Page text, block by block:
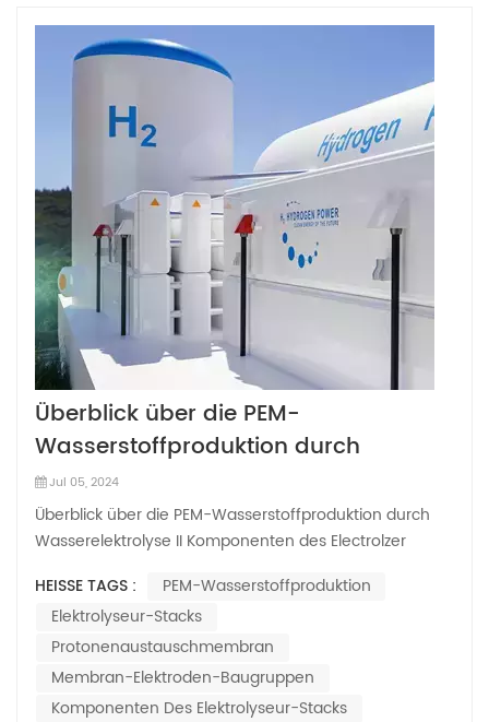
Überblick über die PEM-
Wasserstoffproduktion durch
Wasserelektrolyse II
Jul 05, 2024
Überblick über die PEM-Wasserstoffproduktion durch
Wasserelektrolyse II Komponenten des Electrolzer
sind entscheidend für einen Stack mit guter Leistung
und Haltbarkeit. Zu den Schlüsselkomponenten
gehören Bipolarplatten, Stromkollektoren und...
HEISSE TAGS :
PEM-Wasserstoffproduktion
Elektrolyseur-Stacks
Protonenaustauschmembran
Membran-Elektroden-Baugruppen
Komponenten Des Elektrolyseur-Stacks